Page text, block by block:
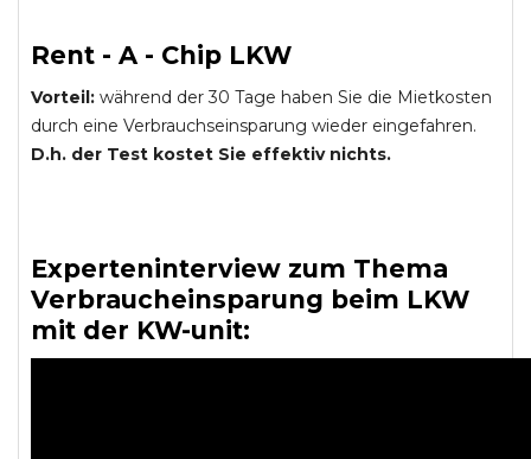
Rent - A - Chip LKW
Vorteil: während der 30 Tage haben Sie die Mietkosten
durch eine Verbrauchseinsparung wieder eingefahren.
D.h. der Test kostet Sie effektiv nichts.
Experteninterview zum Thema
Verbraucheinsparung beim LKW
mit der KW-unit: